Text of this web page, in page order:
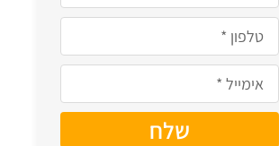
שלח